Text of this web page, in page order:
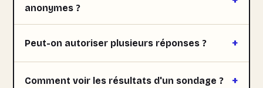
anonymes ?
Peut-on autoriser plusieurs réponses ?
Comment voir les résultats d'un sondage ?